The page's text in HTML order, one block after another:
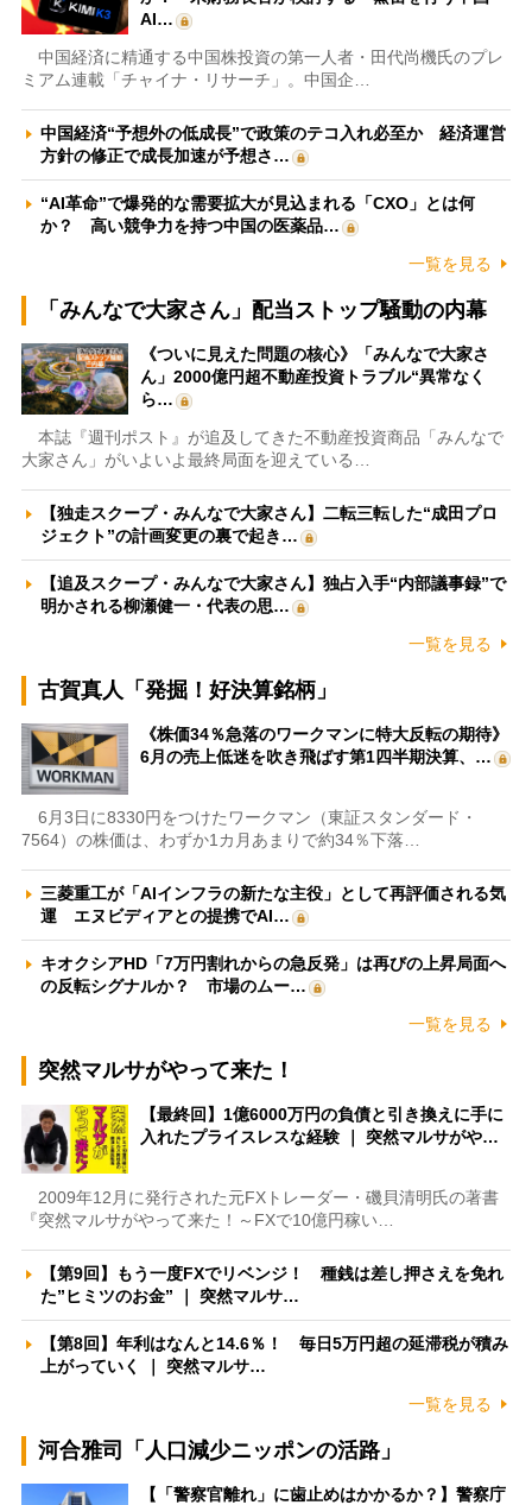
AI…
中国経済に精通する中国株投資の第一人者・田代尚機氏のプレ
ミアム連載「チャイナ・リサーチ」。中国企…
中国経済“予想外の低成長”で政策のテコ入れ必至か 経済運営
方針の修正で成長加速が予想さ…
“AI革命”で爆発的な需要拡大が見込まれる「CXO」とは何
か？ 高い競争力を持つ中国の医薬品…
一覧を見る
「みんなで大家さん」配当ストップ騒動の内幕
《ついに見えた問題の核心》「みんなで大家さ
ん」2000億円超不動産投資トラブル“異常なく
ら…
本誌『週刊ポスト』が追及してきた不動産投資商品「みんなで
大家さん」がいよいよ最終局面を迎えている…
【独走スクープ・みんなで大家さん】二転三転した“成田プロ
ジェクト”の計画変更の裏で起き…
【追及スクープ・みんなで大家さん】独占入手“内部議事録”で
明かされる柳瀬健一・代表の思…
一覧を見る
古賀真人「発掘！好決算銘柄」
《株価34％急落のワークマンに特大反転の期待》
6月の売上低迷を吹き飛ばす第1四半期決算、…
6月3日に8330円をつけたワークマン（東証スタンダード・
7564）の株価は、わずか1カ月あまりで約34％下落…
三菱重工が「AIインフラの新たな主役」として再評価される気
運 エヌビディアとの提携でAI…
キオクシアHD「7万円割れからの急反発」は再びの上昇局面へ
の反転シグナルか？ 市場のムー…
一覧を見る
突然マルサがやって来た！
【最終回】1億6000万円の負債と引き換えに手に
入れたプライスレスな経験 ｜ 突然マルサがや…
2009年12月に発行された元FXトレーダー・磯貝清明氏の著書
『突然マルサがやって来た！～FXで10億円稼い…
【第9回】もう一度FXでリベンジ！ 種銭は差し押さえを免れ
た”ヒミツのお金” ｜ 突然マルサ…
【第8回】年利はなんと14.6％！ 毎日5万円超の延滞税が積み
上がっていく ｜ 突然マルサ…
一覧を見る
河合雅司「人口減少ニッポンの活路」
【「警察官離れ」に歯止めはかかるか？】警察庁